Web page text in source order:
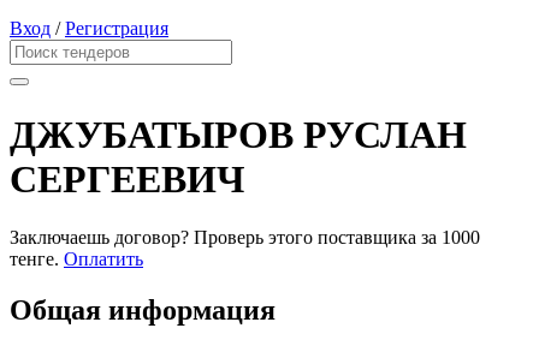
Вход /Регистрация
ДЖУБАТЫРОВ РУСЛАН
СЕРГЕЕВИЧ
Заключаешь договор? Проверь этого поставщика за 1000
тенге. Оплатить
Общая информация